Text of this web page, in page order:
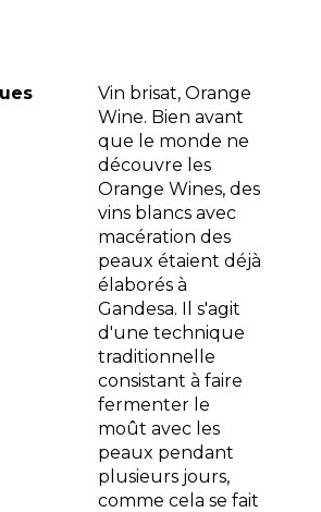
Vin brisat, Orange
Wine. Bien avant
que le monde ne
découvre les
Orange Wines, des
vins blancs avec
macération des
peaux étaient déjà
élaborés à
Gandesa. Il s'agit
d'une technique
traditionnelle
consistant à faire
fermenter le
moût avec les
peaux pendant
plusieurs jours,
comme cela se fait